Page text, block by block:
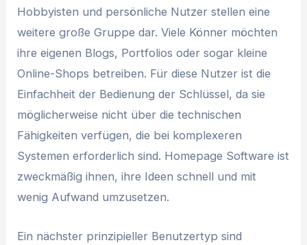
Hobbyisten und persönliche Nutzer stellen eine
weitere große Gruppe dar. Viele Könner möchten
ihre eigenen Blogs, Portfolios oder sogar kleine
Online-Shops betreiben. Für diese Nutzer ist die
Einfachheit der Bedienung der Schlüssel, da sie
möglicherweise nicht über die technischen
Fähigkeiten verfügen, die bei komplexeren
Systemen erforderlich sind. Homepage Software ist
zweckmäßig ihnen, ihre Ideen schnell und mit
wenig Aufwand umzusetzen.
Ein nächster prinzipieller Benutzertyp sind